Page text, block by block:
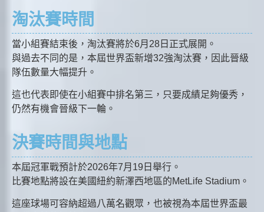
淘汰賽時間
當小組賽結束後，淘汰賽將於6月28日正式展開。
與過去不同的是，本屆世界盃新增32強淘汰賽，因此晉級
隊伍數量大幅提升。
這也代表即使在小組賽中排名第三，只要成績足夠優秀，
仍然有機會晉級下一輪。
決賽時間與地點
本屆冠軍戰預計於2026年7月19日舉行。
比賽地點將設在美國紐約新澤西地區的MetLife Stadium。
這座球場可容納超過八萬名觀眾，也被視為本屆世界盃最